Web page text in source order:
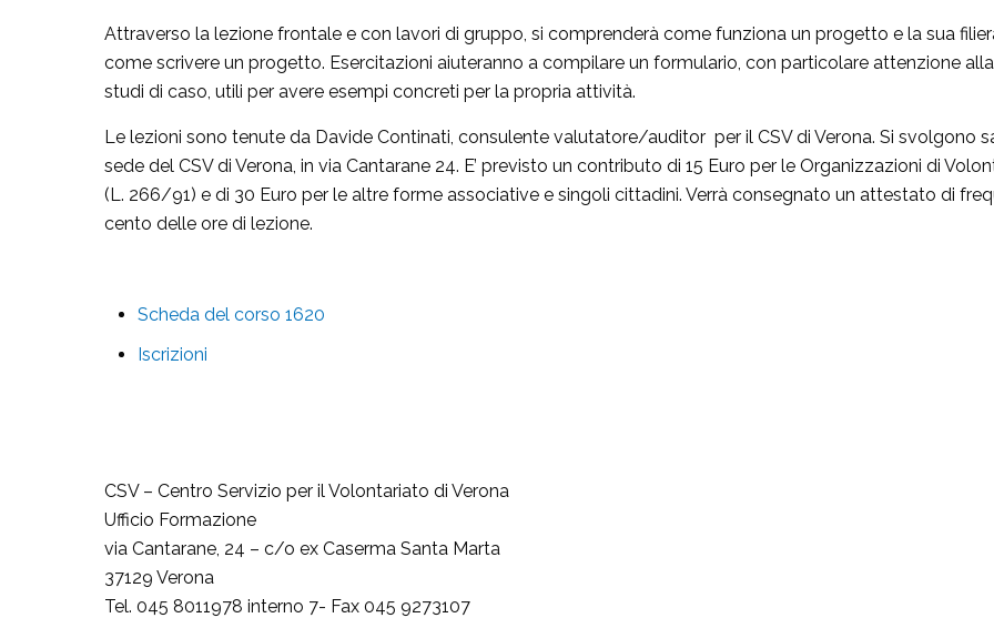
Attraverso la lezione frontale e con lavori di gruppo, si comprenderà come funziona un progetto e la sua
come scrivere un progetto. Esercitazioni aiuteranno a compilare un formulario, con particolare attenzione
studi di caso, utili per avere esempi concreti per la propria attività.
Le lezioni sono tenute da Davide Continati, consulente valutatore/auditor per il CSV di Verona. Si svolgono
sede del CSV di Verona, in via Cantarane 24. E’ previsto un contributo di 15 Euro per le Organizzazioni di
(L. 266/91) e di 30 Euro per le altre forme associative e singoli cittadini. Verrà consegnato un attestato di
cento delle ore di lezione.
Scheda del corso 1620
Iscrizioni
CSV – Centro Servizio per il Volontariato di Verona
Ufficio Formazione
via Cantarane, 24 – c/o ex Caserma Santa Marta
37129 Verona
Tel. 045 8011978 interno 7- Fax 045 9273107